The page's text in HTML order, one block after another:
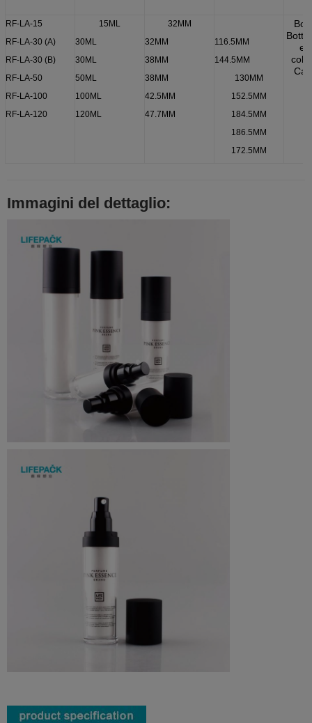
RF-LA-15
RF-LA-30 (A)
RF-LA-30 (B)
RF-LA-50
RF-LA-100
RF-LA-120
15ML
30ML
30ML
50ML
100ML
120ML
32MM
32MM
38MM
38MM
42.5MM
47.7MM
116.5MM
144.5MM
130MM
152.5MM
184.5MM
186.5MM
172.5MM
e
Immagini del dettaglio: